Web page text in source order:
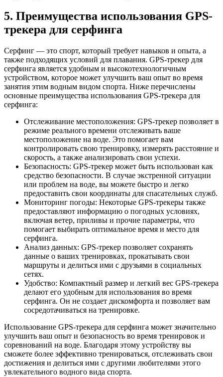
5. Преимущества использования GPS-
трекера для серфинга
Серфинг — это спорт, который требует навыков и опыта, а
также подходящих условий для плавания. GPS-трекер для
серфинга является удобным и высокотехнологичным
устройством, которое может улучшить ваш опыт во время
занятия этим водным видом спорта. Ниже перечислены
основные преимущества использования GPS-трекера для
серфинга:
Отслеживание местоположения: GPS-трекер позволяет в
режиме реального времени отслеживать ваше
местоположение на воде. Это помогает вам
контролировать свою тренировку, измерять расстояние и
скорость, а также анализировать свои успехи.
Безопасность: GPS-трекер может быть использован как
средство безопасности. В случае экстренной ситуации
или проблем на воде, вы можете быстро и легко
предоставить свои координаты для спасательных служб.
Мониторинг погоды: Некоторые GPS-трекеры также
предоставляют информацию о погодных условиях,
включая ветер, приливы и прочие параметры, что
помогает выбирать оптимальное время и место для
серфинга.
Анализ данных: GPS-трекер позволяет сохранять
данные о ваших тренировках, прокатывать свои
маршруты и делиться ими с друзьями в социальных
сетях.
Удобство: Компактный размер и легкий вес GPS-трекера
делают его удобным для использования во время
серфинга. Он не создает дискомфорта и позволяет вам
сосредотачиваться на тренировке.
Использование GPS-трекера для серфинга может значительно
улучшить ваш опыт и безопасность во время тренировок и
соревнований на воде. Благодаря этому устройству вы
сможете более эффективно тренироваться, отслеживать свои
достижения и делиться ими с другими любителями этого
увлекательного водного вида спорта.